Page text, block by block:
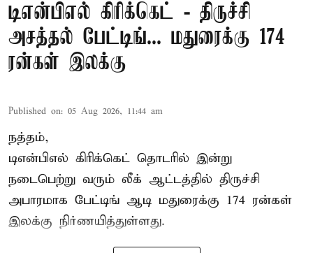
டிஎன்பிஎல் கிரிக்கெட் - திருச்சி
அசத்தல் பேட்டிங்... மதுரைக்கு 174
ரன்கள் இலக்கு
Published on: 05 Aug 2026, 11:44 am
நத்தம்,
டிஎன்பிஎல் கிரிக்கெட் தொடரில் இன்று
நடைபெற்று வரும் லீக் ஆட்டத்தில் திருச்சி
அபாரமாக பேட்டிங் ஆடி மதுரைக்கு 174 ரன்கள்
இலக்கு நிர்ணயித்துள்ளது.